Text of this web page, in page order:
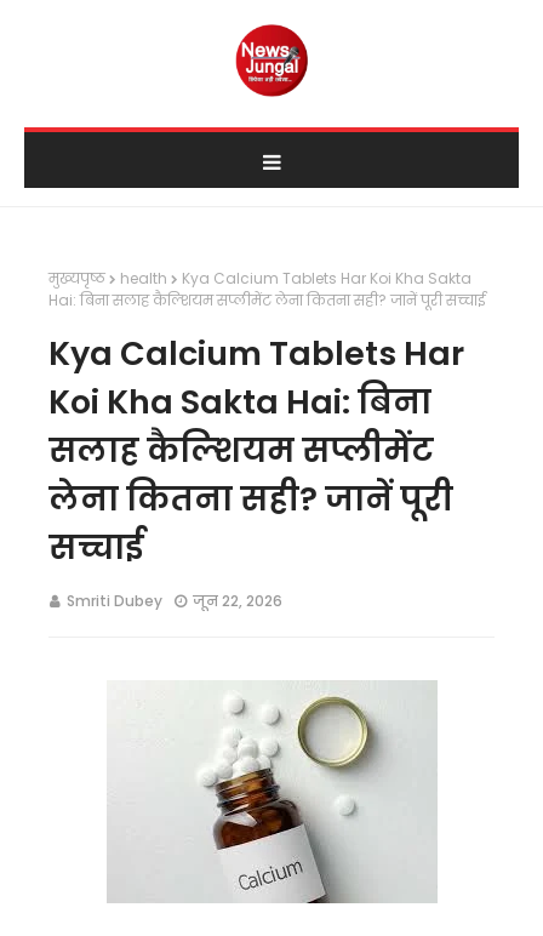
मुख्यपृष्ठ health
Kya Calcium Tablets Har Koi Kha Sakta
Hai: बिना सलाह कैल्शियम सप्लीमेंट लेना कितना सही? जानें पूरी सच्चाई
Kya Calcium Tablets Har
Koi Kha Sakta Hai: बिना
सलाह कैल्शियम सप्लीमेंट
लेना कितना सही? जानें पूरी
सच्चाई
Smriti Dubey जून 22, 2026